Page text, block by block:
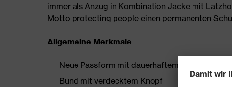
immer als Anzug in Kombination Jacke mit
Motto protecting people einen permanenten
Allgemeine Merkmale
Neue Passform mit dauerhaftem, erhöhten
Bund mit verdecktem Knopf